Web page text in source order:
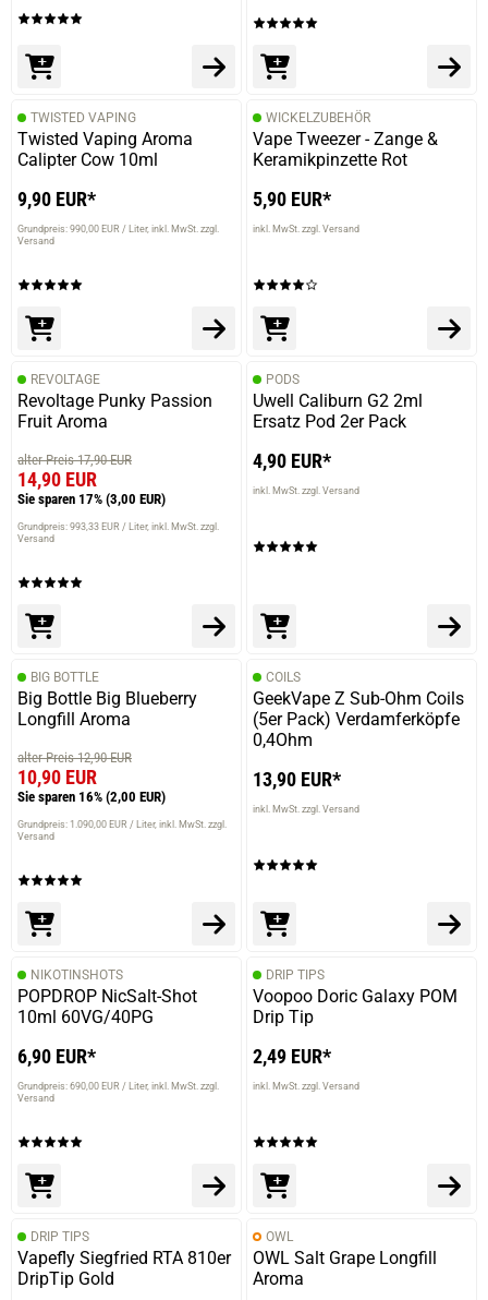
TWISTED VAPING
Twisted Vaping Aroma
Calipter Cow 10ml
9,90 EUR*
Grundpreis: 990,00 EUR / Liter inkl. MwSt. zzgl.
Versand
WICKELZUBEHÖR
Vape Tweezer - Zange &
Keramikpinzette Rot
5,90 EUR*
inkl. MwSt. zzgl. Versand
REVOLTAGE
Revoltage Punky Passion
Fruit Aroma
alter Preis 17,90 EUR
14,90 EUR
Sie sparen 17% (3,00 EUR)
Grundpreis: 993,33 EUR / Liter inkl. MwSt. zzgl.
Versand
PODS
Uwell Caliburn G2 2ml
Ersatz Pod 2er Pack
4,90 EUR*
inkl. MwSt. zzgl. Versand
BIG BOTTLE
Big Bottle Big Blueberry
Longfill Aroma
alter Preis 12,90 EUR
10,90 EUR
Sie sparen 16% (2,00 EUR)
Grundpreis: 1.090,00 EUR / Liter inkl. MwSt. zzgl.
Versand
COILS
GeekVape Z Sub-Ohm Coils
(5er Pack) Verdamferköpfe
0,4Ohm
13,90 EUR*
inkl. MwSt. zzgl. Versand
NIKOTINSHOTS
POPDROP NicSalt-Shot
10ml 60VG/40PG
6,90 EUR*
Grundpreis: 690,00 EUR / Liter inkl. MwSt. zzgl.
Versand
DRIP TIPS
Voopoo Doric Galaxy POM
Drip Tip
2,49 EUR*
inkl. MwSt. zzgl. Versand
DRIP TIPS
Vapefly Siegfried RTA 810er
DripTip Gold
OWL
OWL Salt Grape Longfill
Aroma